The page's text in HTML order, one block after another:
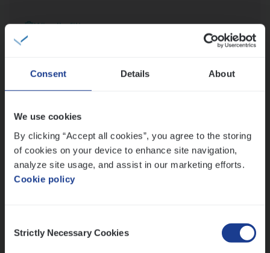
Consent Details About
We use cookies
By clicking “Accept all cookies”, you agree to the storing
of cookies on your device to enhance site navigation,
analyze site usage, and assist in our marketing efforts.
Cookie policy
Selection
Strictly Necessary Cookies
Wis alle filters
Thalia zoekt graag oplossingen, in games én op het
werk
Ons sollicitatieproces